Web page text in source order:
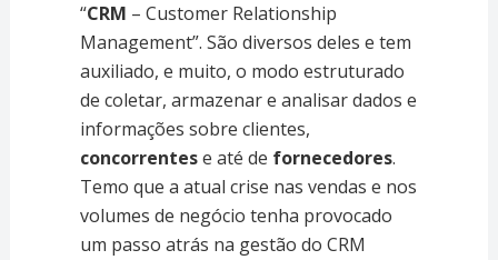
“CRM – Customer Relationship
Management”. São diversos deles e tem
auxiliado, e muito, o modo estruturado
de coletar, armazenar e analisar dados e
informações sobre clientes,
concorrentese até de fornecedores.
Temo que a atual crise nas vendas e nos
volumes de negócio tenha provocado
um passo atrás na gestão do CRM